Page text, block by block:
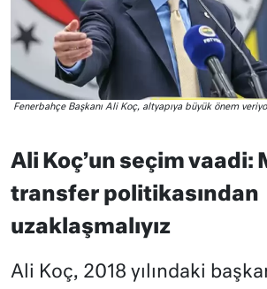
Fenerbahçe Başkanı Ali Koç, altyapıya büyük önem
Ali Koç’un seçim vaadi:
transfer politikasından
uzaklaşmalıyız
Ali Koç, 2018 yılındaki